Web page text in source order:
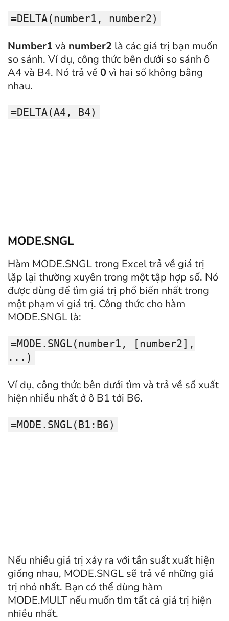
=DELTA(number1, number2)
Number1 và number2 là các giá trị bạn muốn
so sánh. Ví dụ, công thức bên dưới so sánh ô
A4 và B4. Nó trả về 0vì hai số không bằng
nhau.
=DELTA(A4, B4)
MODE.SNGL
Hàm MODE.SNGL trong Excel trả về giá trị
lặp lại thường xuyên trong một tập hợp số. Nó
được dùng để tìm giá trị phổ biến nhất trong
một phạm vi giá trị. Công thức cho hàm
MODE.SNGL là:
=MODE.SNGL(number1, [number2],
...)
Ví dụ, công thức bên dưới tìm và trả về số xuất
hiện nhiều nhất ở ô B1 tới B6.
=MODE.SNGL(B1:B6)
Nếu nhiều giá trị xảy ra với tần suất xuất hiện
giống nhau, MODE.SNGL sẽ trả về những giá
trị nhỏ nhất. Bạn có thể dùng hàm
MODE.MULT nếu muốn tìm tất cả giá trị hiện
nhiều nhất.